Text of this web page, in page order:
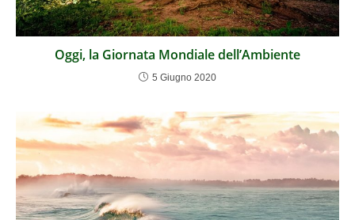
Oggi, la Giornata Mondiale dell’Ambiente
5 Giugno 2020